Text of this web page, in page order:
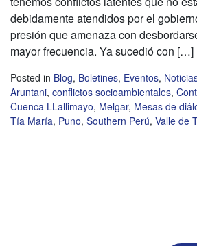
debidamente atendidos por el
presión que amenaza con
mayor frecuencia. Ya sucedió con […]
Posted in Blog, Boletines, Eventos,
Aruntani, conflictos socioambientales,
Cuenca LLallimayo, Melgar, Mesas de
Tía María, Puno, Southern Perú, Valle de